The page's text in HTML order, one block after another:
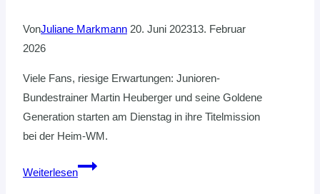
VonJuliane Markmann 20. Juni 202313. Februar
2026
Viele Fans, riesige Erwartungen: Junioren-
Bundestrainer Martin Heuberger und seine Goldene
Generation starten am Dienstag in ihre Titelmission
bei der Heim-WM.
Weiterlesen
DHB-